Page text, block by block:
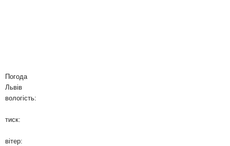
Погода
Львів
вологість:
тиск:
вітер: